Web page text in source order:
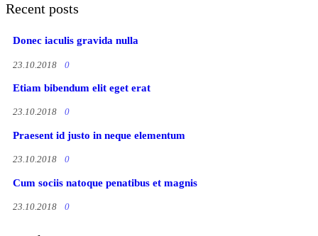
Recent posts
Donec iaculis gravida nulla
23.10.2018 0
Etiam bibendum elit eget erat
23.10.2018 0
Praesent id justo in neque elementum
23.10.2018 0
Cum sociis natoque penatibus et magnis
23.10.2018 0